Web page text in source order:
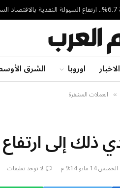
اوروبا الشرق
» العملات المشفرة
إلى ارتفاع السعر
الخميس 14 مايو 9:14 م لا توجد تعليقات